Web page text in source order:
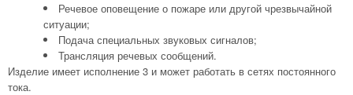
Речевое оповещение о пожаре или другой чрезвычайной
ситуации;
Подача специальных звуковых сигналов;
Трансляция речевых сообщений.
Изделие имеет исполнение 3 и может работать в сетях постоянного
тока.